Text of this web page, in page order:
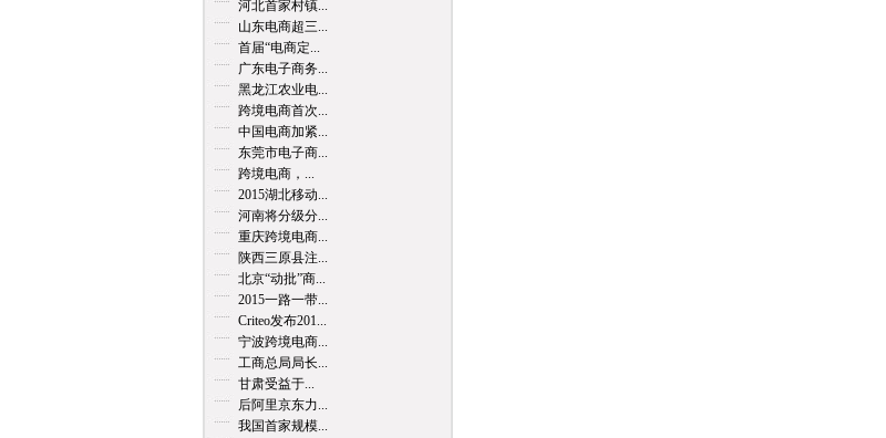
河北首家村镇...
山东电商超三...
首届“电商定...
广东电子商务...
黑龙江农业电...
跨境电商首次...
中国电商加紧...
东莞市电子商...
跨境电商，...
2015湖北移动...
河南将分级分...
重庆跨境电商...
陕西三原县注...
北京“动批”商...
2015一路一带...
Criteo发布201...
宁波跨境电商...
工商总局局长...
甘肃受益于...
后阿里京东力...
我国首家规模...